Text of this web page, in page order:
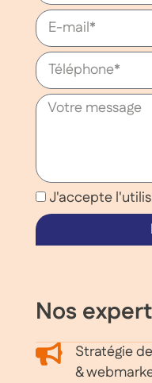
J'accepte
Nos
Stratégie
&